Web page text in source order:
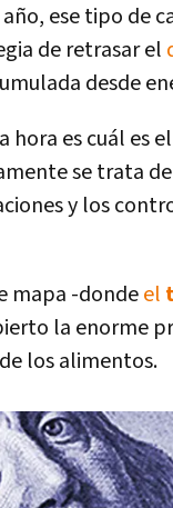
ese tipo de
de retrasar el
desde
hora es cuál es
se trata
y los
mapa -dondeel
la enorme
los alimentos.